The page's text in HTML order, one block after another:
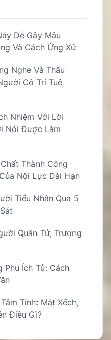
Dễ Gây Mâu
Và Cách Ứng Xử
Nghe Và Thấu
Có Trí Tuệ
Nhiệm Với Lời
Nói Được Làm
Thành Công
Nội Lực Dài Hạn
Tiểu Nhân Qua 5
Quân Tử, Trượng
Phu Ích Tử: Cách
Tính: Mắt Xếch,
Điều Gì?